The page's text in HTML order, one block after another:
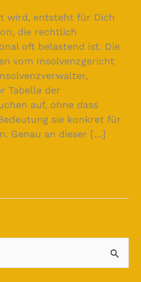
wird, entsteht für Dich
die rechtlich
oft belastend ist. Die
vom Insolvenzgericht
Tabelle der
auf, ohne dass
sie konkret für
Genau an dieser […]